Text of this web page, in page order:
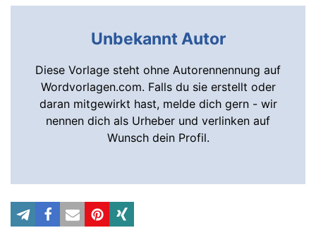
Unbekannt Autor
Diese Vorlage steht ohne Autorennennung auf
Wordvorlagen.com. Falls du sie erstellt oder
daran mitgewirkt hast, melde dich gern - wir
nennen dich als Urheber und verlinken auf
Wunsch dein Profil.